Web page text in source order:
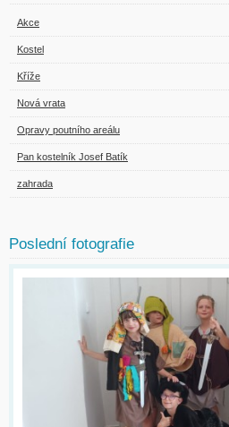
Akce
Kostel
Kříže
Nová vrata
Opravy poutního areálu
Pan kostelník Josef Batík
zahrada
Poslední fotografie